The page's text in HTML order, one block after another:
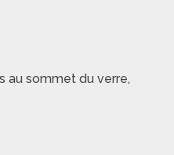
au sommet du verre,